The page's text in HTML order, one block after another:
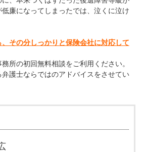
廉になってしまったでは、泣くに泣け
その分しっかりと保険会社に対応して
所の初回無料相談をご利用ください。
護士ならではのアドバイスをさせてい